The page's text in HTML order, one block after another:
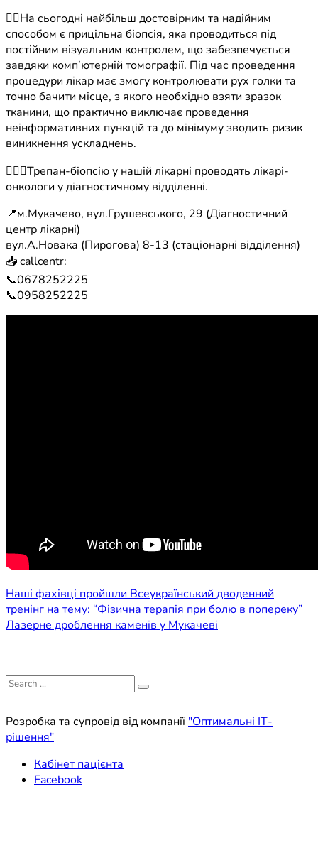
👉🏼На сьогодні найбільш достовірним та надійним
способом є прицільна біопсія, яка проводиться під
постійним візуальним контролем, що забезпечується
завдяки комп’ютерній томографії. Під час проведення
процедури лікар має змогу контролювати рух голки та
точно бачити місце, з якого необхідно взяти зразок
тканини, що практично виключає проведення
неінформативних пункцій та до мінімуму зводить ризик
виникнення ускладнень.
🧑🏻‍⚕️Трепан-біопсію у нашій лікарні проводять лікарі-
онкологи у діагностичному відділенні.
📍м.Мукачево, вул.Грушевського, 29 (Діагностичний
центр лікарні)
вул.А.Новака (Пирогова) 8-13 (стаціонарні відділення)
📥 callcentr:
📞0678252225
📞0958252225
Навігація
записів
Наші фахівці пройшли Всеукраїнський дводенний
тренінг на тему: “Фізична терапія при болю в попереку”
Лазерне дроблення каменів у Мукачеві
Search
Розробка та супровід від компанії "Оптимальні ІТ-
рішення"
Кабінет пацієнта
Facebook